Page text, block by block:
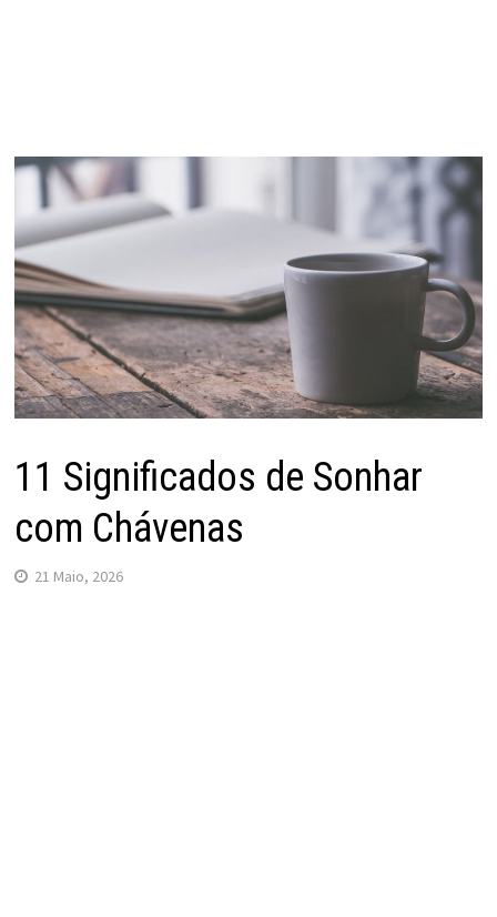
11 Significados de Sonhar
com Chávenas
21 Maio, 2026